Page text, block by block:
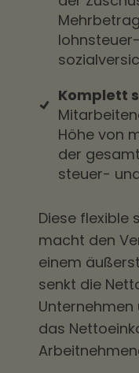
Komplett
Höhe von
der
steuer-
Diese flexible
macht den
einem
senkt die
das